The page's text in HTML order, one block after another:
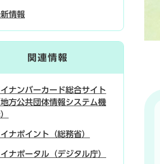
情報
関連情報
ナンバーカード総合サイト
地方公共団体情報システム機
ナポイント（総務省）
ナポータル（デジタル庁）